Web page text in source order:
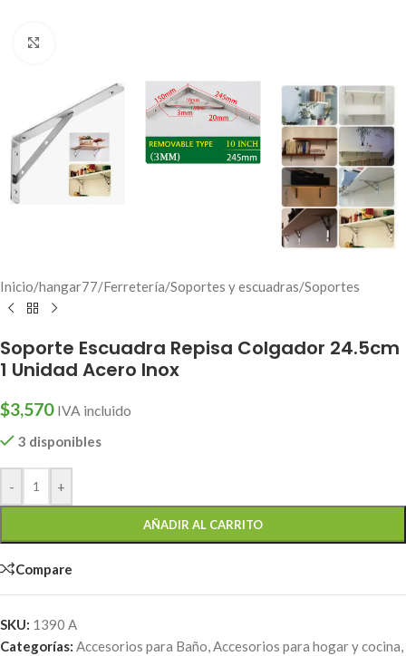
Inicio/hangar77/Ferretería/Soportes y escuadras/Soportes
Soporte Escuadra Repisa Colgador 24.5cm
1 Unidad Acero Inox
$3,570 IVA incluido
3 disponibles
- +
AÑADIR AL CARRITO
Compare
SKU: 1390 A
Categorías: Accesorios para Baño,Accesorios para hogar y cocina,